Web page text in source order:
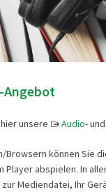
Angebot
unsere Audio- und
Browsern können Sie
Player abspielen. In
Mediendatei, Ihr